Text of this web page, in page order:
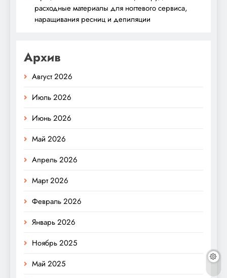
расходные материалы для ногтевого сервиса,
наращивания ресниц и депиляции
Архив
Август 2026
Июль 2026
Июнь 2026
Май 2026
Апрель 2026
Март 2026
Февраль 2026
Январь 2026
Ноябрь 2025
Май 2025